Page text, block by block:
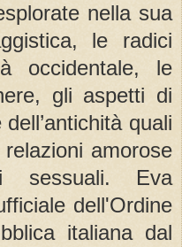
nella sua
le radici
occidentale, le
gli aspetti di
quali
amorose
sessuali. Eva
dell'Ordine
italiana dal